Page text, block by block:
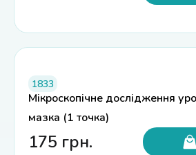
1833
Мікроскопічне дослідження
мазка (1 точка)
175 грн.